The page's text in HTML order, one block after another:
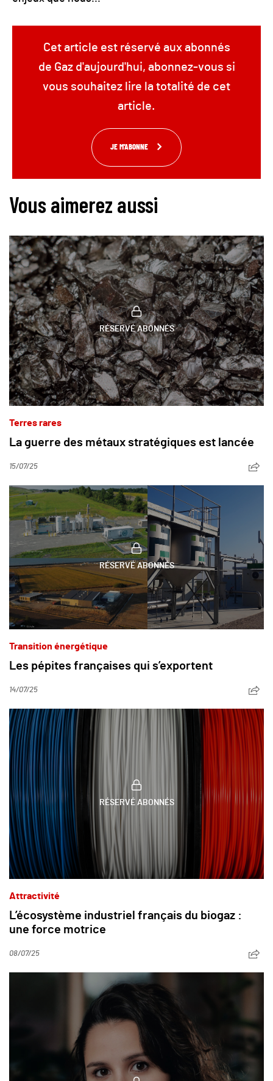
Cet article est réservé aux abonnés
de Gaz d'aujourd'hui, abonnez-vous si
vous souhaitez lire la totalité de cet
article.
JE M'ABONNE
Vous aimerez aussi
RÉSERVÉ ABONNÉS
Terres rares
La guerre des métaux stratégiques est lancée
15/07/25
RÉSERVÉ ABONNÉS
Transition énergétique
Les pépites françaises qui s’exportent
14/07/25
RÉSERVÉ ABONNÉS
Attractivité
L’écosystème industriel français du biogaz :
une force motrice
08/07/25